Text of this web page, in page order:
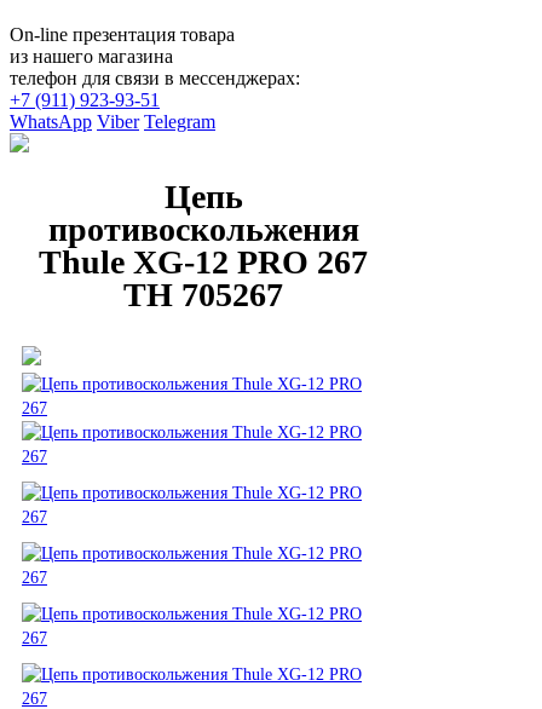
On-line презентация товара
из нашего магазина
телефон для связи в мессенджерах:
+7 (911) 923-93-51
WhatsApp Viber Telegram
Цепь
противоскольжения
Thule XG-12 PRO 267
TH 705267